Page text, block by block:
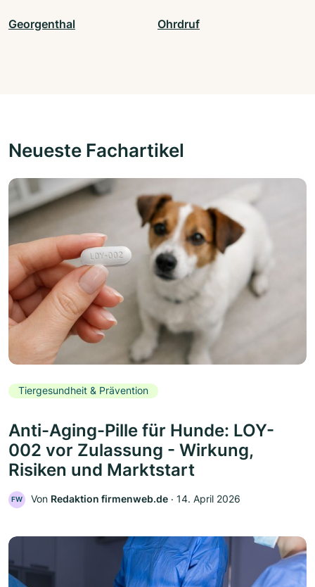
Georgenthal Ohrdruf
Neueste Fachartikel
Tiergesundheit & Prävention
Anti-Aging-Pille für Hunde: LOY-
002 vor Zulassung - Wirkung,
Risiken und Marktstart
FW Von Redaktion firmenweb.de ‧ 14. April 2026